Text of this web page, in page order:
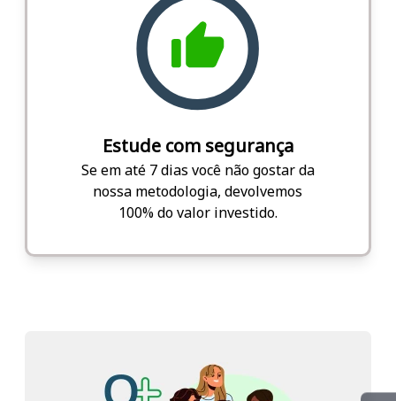
Estude com segurança
Se em até 7 dias você não gostar da
nossa metodologia, devolvemos
100% do valor investido.